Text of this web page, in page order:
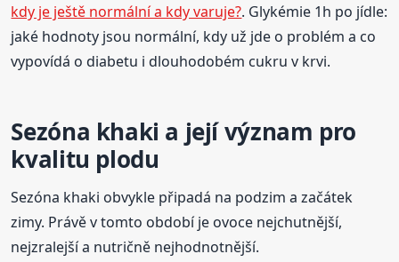
kdy je ještě normální a kdy varuje?. Glykémie 1h po jídle:
jaké hodnoty jsou normální, kdy už jde o problém a co
vypovídá o diabetu i dlouhodobém cukru v krvi.
Sezóna khaki a její význam pro
kvalitu plodu
Sezóna khaki obvykle připadá na podzim a začátek
zimy. Právě v tomto období je ovoce nejchutnější,
nejzralejší a nutričně nejhodnotnější.